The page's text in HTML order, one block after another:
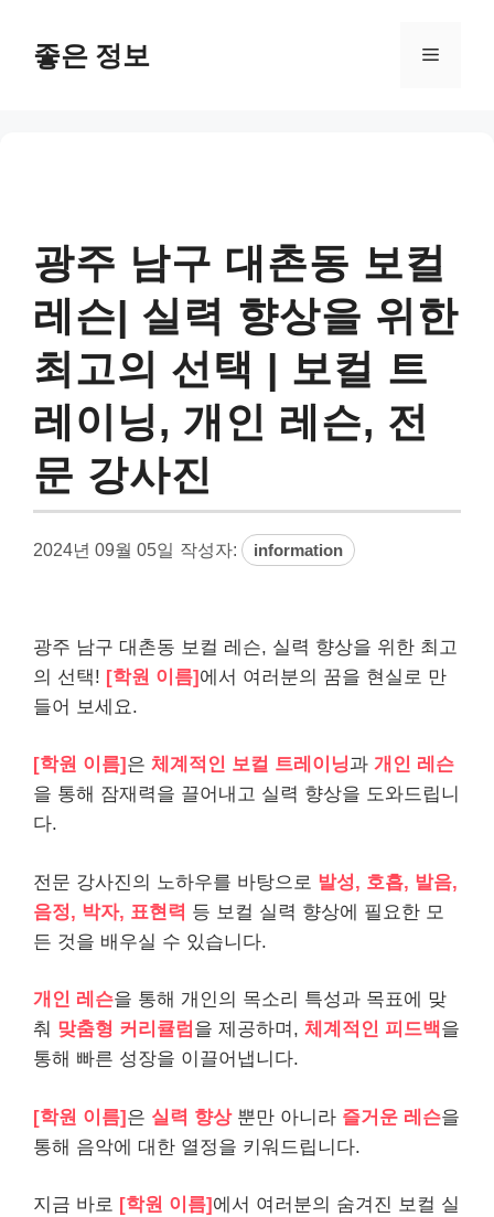
좋은 정보 메
광주 남구 대촌동 보컬
레슨| 실력 향상을 위한
최고의 선택 | 보컬 트
레이닝, 개인 레슨, 전
문 강사진
2024년 09월 05일 작성자: information
광주 남구 대촌동 보컬 레슨, 실력 향상을 위한 최고
의 선택! [학원 이름]에서 여러분의 꿈을 현실로 만
들어 보세요.
[학원 이름]은 체계적인 보컬 트레이닝과 개인 레슨
을 통해 잠재력을 끌어내고 실력 향상을 도와드립니
다.
전문 강사진의 노하우를 바탕으로 발성, 호흡, 발음,
음정, 박자, 표현력 등 보컬 실력 향상에 필요한 모
든 것을 배우실 수 있습니다.
개인 레슨을 통해 개인의 목소리 특성과 목표에 맞
춰 맞춤형 커리큘럼 을 제공하며, 체계적인 피드백을
통해 빠른 성장을 이끌어냅니다.
[학원 이름]은 실력 향상뿐만 아니라 즐거운 레슨을
통해 음악에 대한 열정을 키워드립니다.
지금 바로 [학원 이름]에서 여러분의 숨겨진 보컬 실